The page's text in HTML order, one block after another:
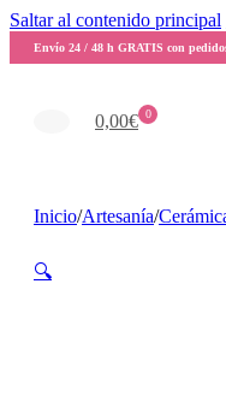
Saltar al contenido principal
Envío 24 / 48 h GRATIS con
0
0,00€
Inicio/Artesanía/
🔍